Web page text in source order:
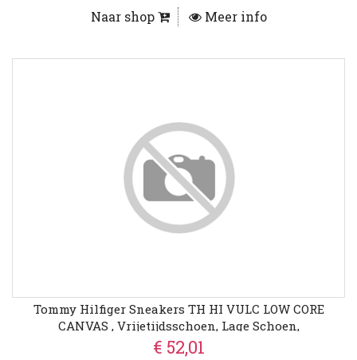
Naar shop Meer info
Tommy Hilfiger Sneakers TH HI VULC LOW CORE
CANVAS , Vrijetijdsschoen, Lage Schoen,
Veterschoenen Met Zacht Gepolsterde Schacht
€ 52,01